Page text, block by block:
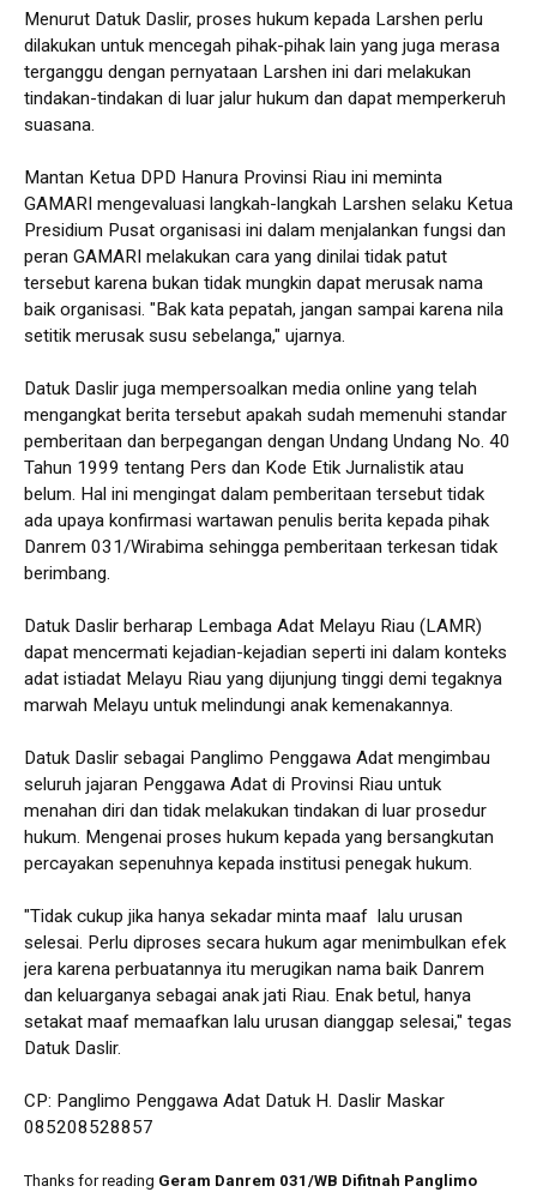
Menurut Datuk Daslir, proses hukum kepada Larshen perlu
dilakukan untuk mencegah pihak-pihak lain yang juga merasa
terganggu dengan pernyataan Larshen ini dari melakukan
tindakan-tindakan di luar jalur hukum dan dapat memperkeruh
suasana.
Mantan Ketua DPD Hanura Provinsi Riau ini meminta
GAMARI mengevaluasi langkah-langkah Larshen selaku Ketua
Presidium Pusat organisasi ini dalam menjalankan fungsi dan
peran GAMARI melakukan cara yang dinilai tidak patut
tersebut karena bukan tidak mungkin dapat merusak nama
baik organisasi. "Bak kata pepatah, jangan sampai karena nila
setitik merusak susu sebelanga," ujarnya.
Datuk Daslir juga mempersoalkan media online yang telah
mengangkat berita tersebut apakah sudah memenuhi standar
pemberitaan dan berpegangan dengan Undang Undang No. 40
Tahun 1999 tentang Pers dan Kode Etik Jurnalistik atau
belum. Hal ini mengingat dalam pemberitaan tersebut tidak
ada upaya konfirmasi wartawan penulis berita kepada pihak
Danrem 031/Wirabima sehingga pemberitaan terkesan tidak
berimbang.
Datuk Daslir berharap Lembaga Adat Melayu Riau (LAMR)
dapat mencermati kejadian-kejadian seperti ini dalam konteks
adat istiadat Melayu Riau yang dijunjung tinggi demi tegaknya
marwah Melayu untuk melindungi anak kemenakannya.
Datuk Daslir sebagai Panglimo Penggawa Adat mengimbau
seluruh jajaran Penggawa Adat di Provinsi Riau untuk
menahan diri dan tidak melakukan tindakan di luar prosedur
hukum. Mengenai proses hukum kepada yang bersangkutan
percayakan sepenuhnya kepada institusi penegak hukum.
"Tidak cukup jika hanya sekadar minta maaf lalu urusan
selesai. Perlu diproses secara hukum agar menimbulkan efek
jera karena perbuatannya itu merugikan nama baik Danrem
dan keluarganya sebagai anak jati Riau. Enak betul, hanya
setakat maaf memaafkan lalu urusan dianggap selesai," tegas
Datuk Daslir.
CP: Panglimo Penggawa Adat Datuk H. Daslir Maskar
085208528857
Thanks for reading Geram Danrem 031/WB Difitnah Panglimo